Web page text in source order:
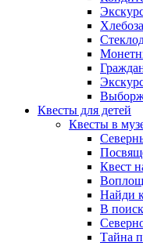
Квесты для детей
Квесты в
Квест
Найди
В
Тайна